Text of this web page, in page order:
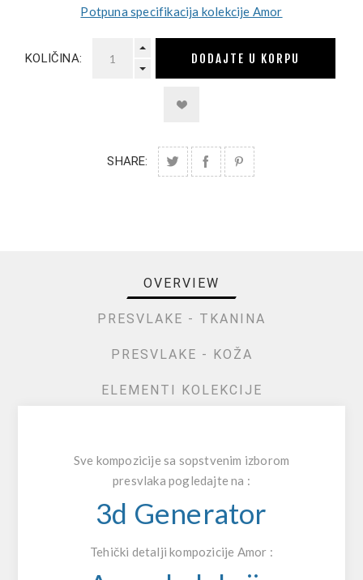
Potpuna specifikacija kolekcije Amor
KOLIČINA: DODAJTE U KORPU
SHARE:
OVERVIEW
PRESVLAKE - TKANINA
PRESVLAKE - KOŽA
ELEMENTI KOLEKCIJE
Sve kompozicije sa sopstvenim izborom
presvlaka pogledajte na :
3d Generator
Tehički detalji kompozicije Amor :